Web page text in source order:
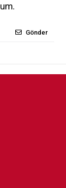
Gönder